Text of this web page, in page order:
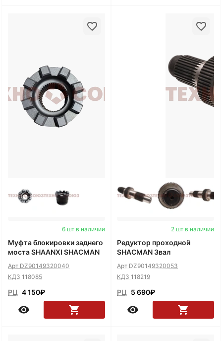
6 шт в наличии
Муфта блокировки заднего
моста SHAANXI SHACMAN
Арт DZ90149320040
КДЗ 118085
РЦ 4 150₽
2 шт в наличии
Редуктор проходной
SHACMAN 3вал
Арт DZ90149320053
КДЗ 118219
РЦ 5 690₽